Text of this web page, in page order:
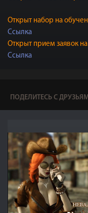
Открыт набор на
Ссылка
Открыт прием заявок
Ссылка
ПОДЕЛИТЕСЬ С